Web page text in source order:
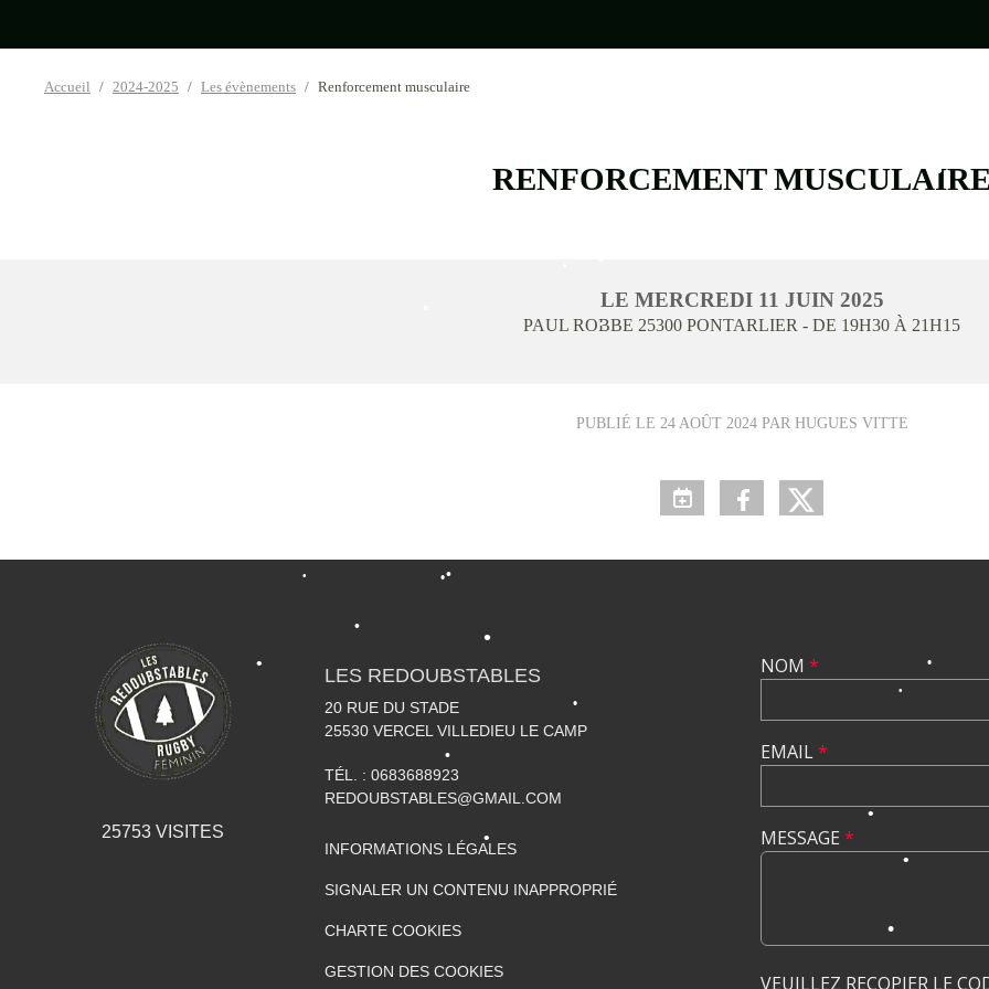
Accueil 2024-2025 Les évènements Renforcement musculaire
RENFORCEMENT MUSCULAIRE
LE MERCREDI 11 JUIN 2025
PAUL ROBBE 25300 PONTARLIER - DE 19H30 À 21H15
PUBLIÉ LE 24 AOÛT 2024PAR HUGUES VITTE
25753VISITES
LES REDOUBSTABLES
20 RUE DU STADE
25530 VERCEL VILLEDIEU LE CAMP
TÉL. : 0683688923
REDOUBSTABLES@GMAIL.COM
INFORMATIONS LÉGALES
SIGNALER UN CONTENU INAPPROPRIÉ
CHARTE COOKIES
GESTION DES COOKIES
NOM *
EMAIL*
MESSAGE *
VEUILLEZ RECOPIER LE
•
•
•
•
•
•
•
•
•
•
•